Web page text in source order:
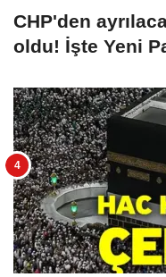
CHP'den
oldu! İşte Yeni